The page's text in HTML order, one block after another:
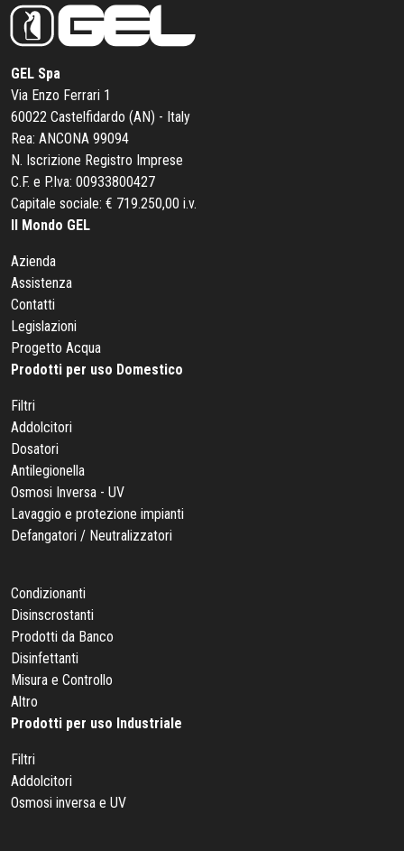
GEL Spa
Via Enzo Ferrari 1
60022 Castelfidardo (AN) - Italy
Rea: ANCONA 99094
N. Iscrizione Registro Imprese
C.F. e P.Iva: 00933800427
Capitale sociale: € 719.250,00 i.v.
Il Mondo GEL
Azienda
Assistenza
Contatti
Legislazioni
Progetto Acqua
Prodotti per uso Domestico
Filtri
Addolcitori
Dosatori
Antilegionella
Osmosi Inversa - UV
Lavaggio e protezione impianti
Defangatori / Neutralizzatori
Condizionanti
Disinscrostanti
Prodotti da Banco
Disinfettanti
Misura e Controllo
Altro
Prodotti per uso Industriale
Filtri
Addolcitori
Osmosi inversa e UV